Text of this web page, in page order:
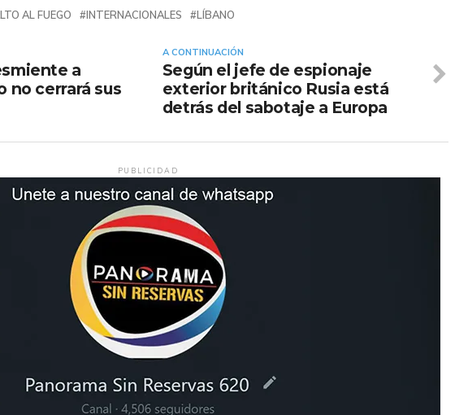
AL FUEGO INTERNACIONALES LÍBANO
A CONTINUACIÓN
Según el jefe de espionaje
exterior británico Rusia está
detrás del sabotaje a Europa
a
no cerrará sus
PUBLICIDAD